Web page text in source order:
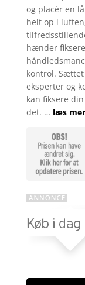
på
kundebed
ømmels
er
og placér en
helt op i
hænder
kontrol.
eksperter og
kan fiksere
det. … læs